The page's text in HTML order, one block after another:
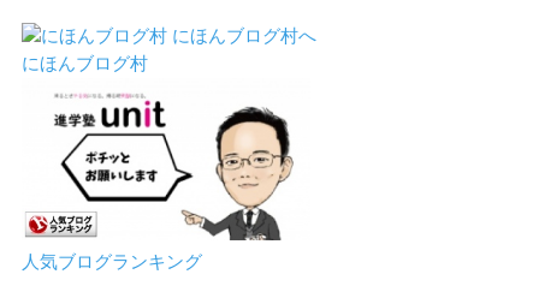
にほんブログ村
人気ブログランキング